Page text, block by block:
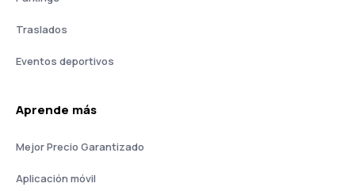
Traslados
Eventos deportivos
Aprende más
Mejor Precio Garantizado
Aplicación móvil